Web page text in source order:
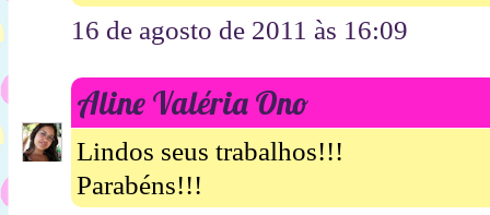
16 de agosto de 2011 às 16:09
Aline Valéria Ono
Lindos seus trabalhos!!!
Parabéns!!!